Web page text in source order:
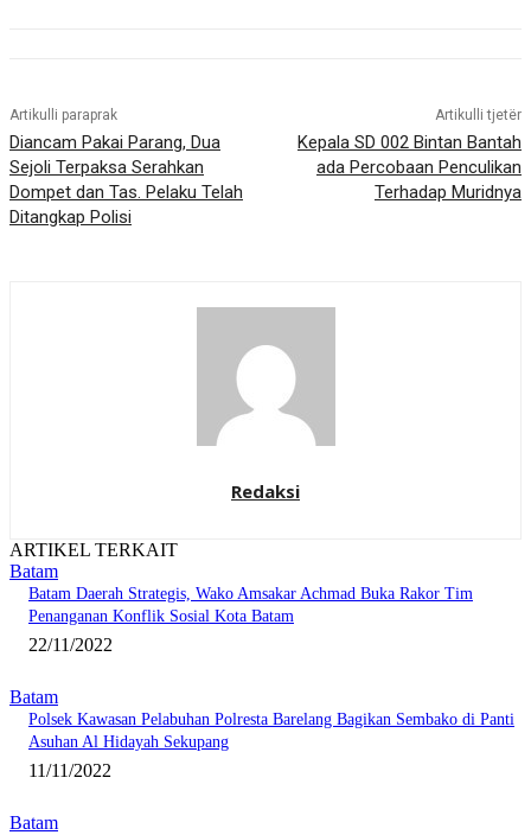
Artikulli paraprak
Diancam Pakai Parang, Dua
Sejoli Terpaksa Serahkan
Dompet dan Tas. Pelaku Telah
Ditangkap Polisi
Artikulli tjetër
Kepala SD 002 Bintan Bantah
ada Percobaan Penculikan
Terhadap Muridnya
Redaksi
ARTIKEL TERKAIT
Batam
Batam Daerah Strategis, Wako Amsakar Achmad Buka Rakor Tim
Penanganan Konflik Sosial Kota Batam
22/11/2022
Batam
Polsek Kawasan Pelabuhan Polresta Barelang Bagikan Sembako di Panti
Asuhan Al Hidayah Sekupang
11/11/2022
Batam